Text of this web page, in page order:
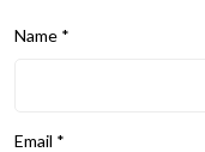
Name *
Email *